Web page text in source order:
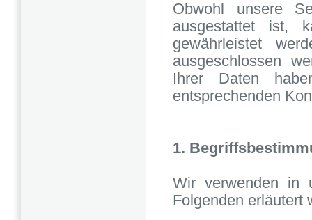
Obwohl unsere
ausgestattet ist,
gewährleistet
ausgeschlossen
Ihrer Daten
entsprechenden
1.
Wir verwenden in
Folgenden erläutert